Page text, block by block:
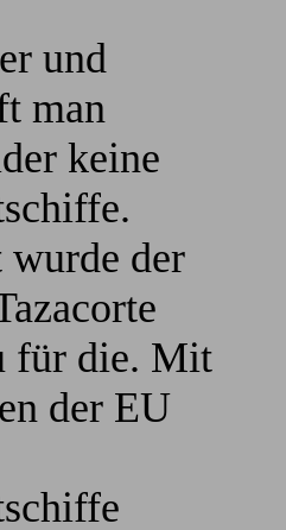
und
man
keine
wurde der
für die. Mit
der EU